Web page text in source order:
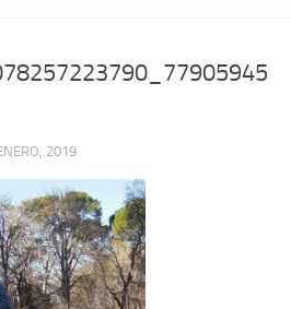
represión en Talavera de la Reina (1937-
2019